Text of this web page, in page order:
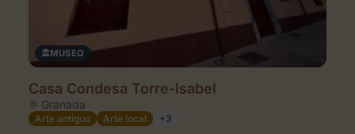
MUSEO
Casa Condesa Torre-Isabel
Granada
Arte antiguo Arte local +3